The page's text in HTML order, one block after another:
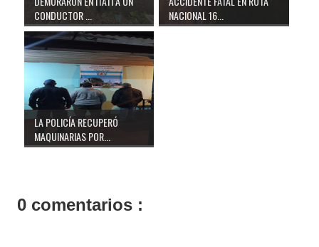
CONDUCTOR ...
NACIONAL 16...
LA POLICÍA RECUPERÓ
MAQUINARIAS POR...
0 comentarios :